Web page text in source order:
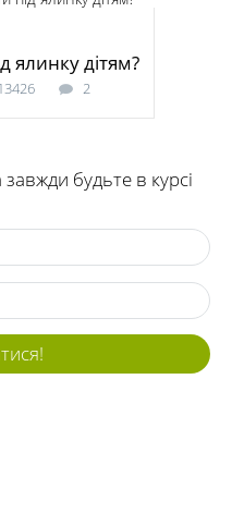
ялинку дітям?
2
будьте в курсі